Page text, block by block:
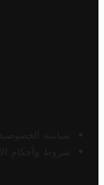
سياسة الخصوصية
شروط وأحكام